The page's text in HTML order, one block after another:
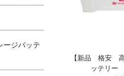
【新品 格安
ッテリー
ージバッテ